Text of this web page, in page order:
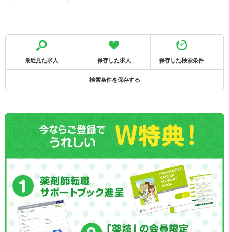
最近見た求人 保存した求人 保存した検索条件
検索条件を保存する